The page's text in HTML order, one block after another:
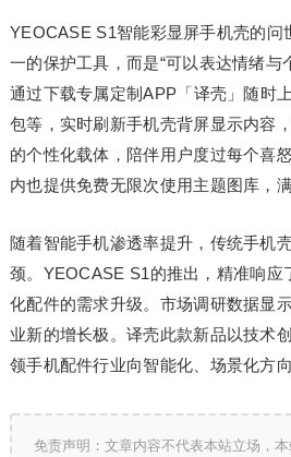
YEOCASE S1智能彩显屏手机壳的问
一的保护工具，而是“可以表达情绪与
通过下载专属定制APP「译壳」随时
包等，实时刷新手机壳背屏显示内容
的个性化载体，陪伴用户度过每个喜
内也提供免费无限次使用主题图库，
随着智能手机渗透率提升，传统手机
颈。YEOCASE S1的推出，精准响应
化配件的需求升级。市场调研数据显
业新的增长极。译壳此款新品以技术
领手机配件行业向智能化、场景化方向
免责声明：文章内容不代表本站立场，本